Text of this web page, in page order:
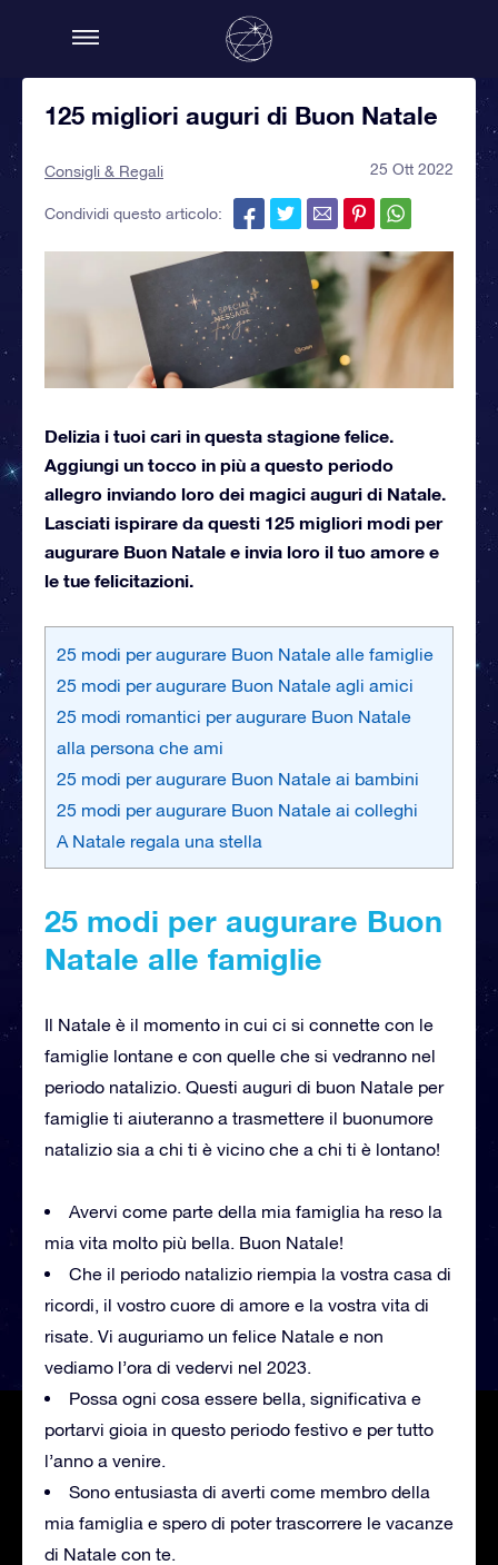
125 migliori auguri di Buon Natale
Consigli & Regali 25 Ott 2022
Condividi questo articolo:
Delizia i tuoi cari in questa stagione felice.
Aggiungi un tocco in più a questo periodo
allegro inviando loro dei magici auguri di Natale.
Lasciati ispirare da questi 125 migliori modi per
augurare Buon Natale e invia loro il tuo amore e
le tue felicitazioni.
25 modi per augurare Buon Natale alle famiglie
25 modi per augurare Buon Natale agli amici
25 modi romantici per augurare Buon Natale
alla persona che ami
25 modi per augurare Buon Natale ai bambini
25 modi per augurare Buon Natale ai colleghi
A Natale regala una stella
25 modi per augurare Buon
Natale alle famiglie
Il Natale è il momento in cui ci si connette con le
famiglie lontane e con quelle che si vedranno nel
periodo natalizio. Questi auguri di buon Natale per
famiglie ti aiuteranno a trasmettere il buonumore
natalizio sia a chi ti è vicino che a chi ti è lontano!
Avervi come parte della mia famiglia ha reso la
mia vita molto più bella. Buon Natale!
Che il periodo natalizio riempia la vostra casa di
ricordi, il vostro cuore di amore e la vostra vita di
risate. Vi auguriamo un felice Natale e non
vediamo l’ora di vedervi nel 2023.
Possa ogni cosa essere bella, significativa e
portarvi gioia in questo periodo festivo e per tutto
l’anno a venire.
Sono entusiasta di averti come membro della
mia famiglia e spero di poter trascorrere le vacanze
di Natale con te.